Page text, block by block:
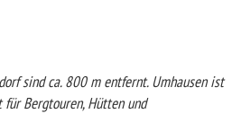
sind ca. 800 m entfernt. Umhausen ist
Bergtouren, Hütten und